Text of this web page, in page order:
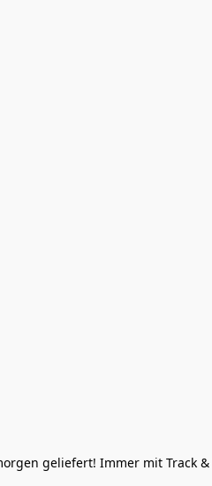
geliefert! Immer mit Track